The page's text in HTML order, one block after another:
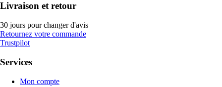
Livraison et retour
30 jours pour changer d'avis
Retournez votre commande
Trustpilot
Services
Mon compte